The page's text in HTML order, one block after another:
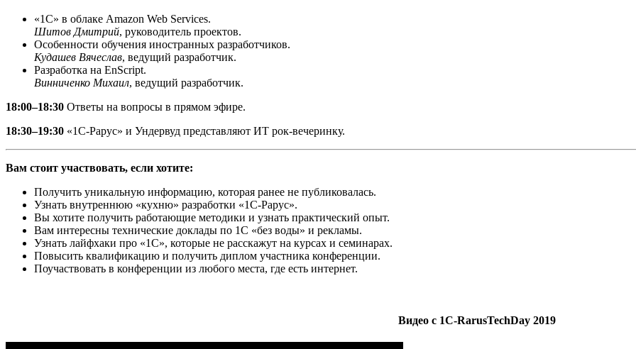
«1С» в облаке Amazon Web Services.
Шитов Дмитрий, руководитель проектов.
Особенности обучения иностранных разработчиков.
Кудашев Вячеслав, ведущий разработчик.
Разработка на EnScript.
Винниченко Михаил, ведущий разработчик.
18:00–18:30 Ответы на вопросы в прямом эфире.
18:30–19:30 «1С-Рарус» и Ундервуд представляют ИТ рок-вечеринку.
Вам стоит участвовать, если хотите:
Получить уникальную информацию, которая ранее не публиковалась.
Узнать внутреннюю «кухню» разработки «1С-Рарус».
Вы хотите получить работающие методики и узнать практический опыт.
Вам интересны технические доклады по 1С «без воды» и рекламы.
Узнать лайфхаки про «1С», которые не расскажут на курсах и семинарах.
Повысить квалификацию и получить диплом участника конференции.
Поучаствовать в конференции из любого места, где есть интернет.
Видео с 1C-RarusTechDay 2019